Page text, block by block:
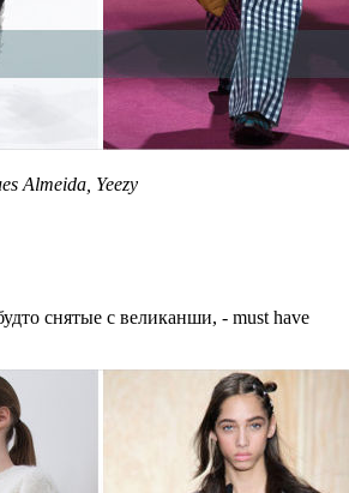
Almeida, Yeezy
снятые с великанши, - must have